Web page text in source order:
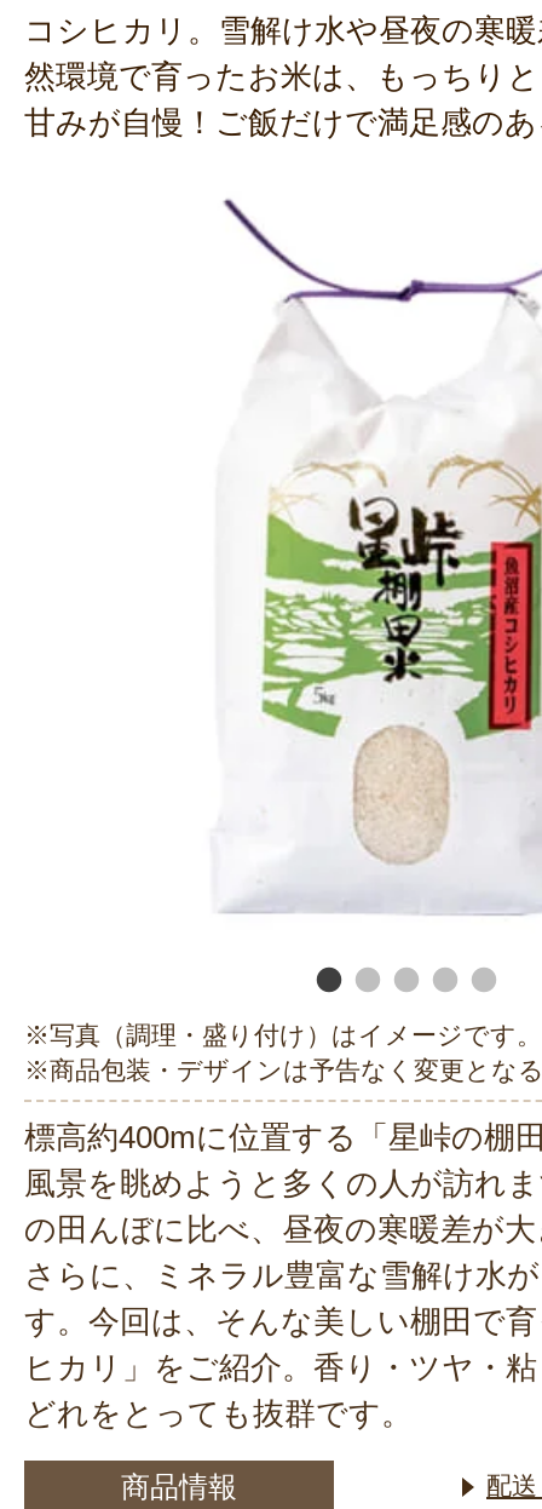
コシヒカリ。雪解け水や昼夜の寒
然環境で育ったお米は、もっちり
甘みが自慢！ご飯だけで満足感の
※写真（調理・盛り付け）はイメージです。
※商品包装・デザインは予告なく変更とな
標高約400mに位置する「星峠の棚
風景を眺めようと多くの人が訪れ
の田んぼに比べ、昼夜の寒暖差が
さらに、ミネラル豊富な雪解け水
す。今回は、そんな美しい棚田で
ヒカリ」をご紹介。香り・ツヤ・
どれをとっても抜群です。
商品情報 配